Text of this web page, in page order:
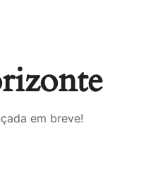
em breve!